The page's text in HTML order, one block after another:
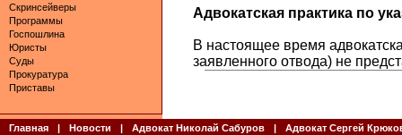
Скринсейверы
Программы
Госпошлина
Юристы
Суды
Прокуратура
Приставы
Адвокатская практика по
В настоящее время
заявленного отвода) не
Главная | Новости | Адвокат Николай Сабуров | Адвокат Сергей